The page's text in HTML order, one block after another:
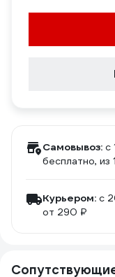
Самовывоз: c
бесплатно, из
Курьером: c
от 290 ₽